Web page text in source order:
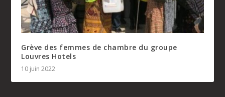
Grève des femmes de chambre du groupe
Louvres Hotels
10 juin 2022